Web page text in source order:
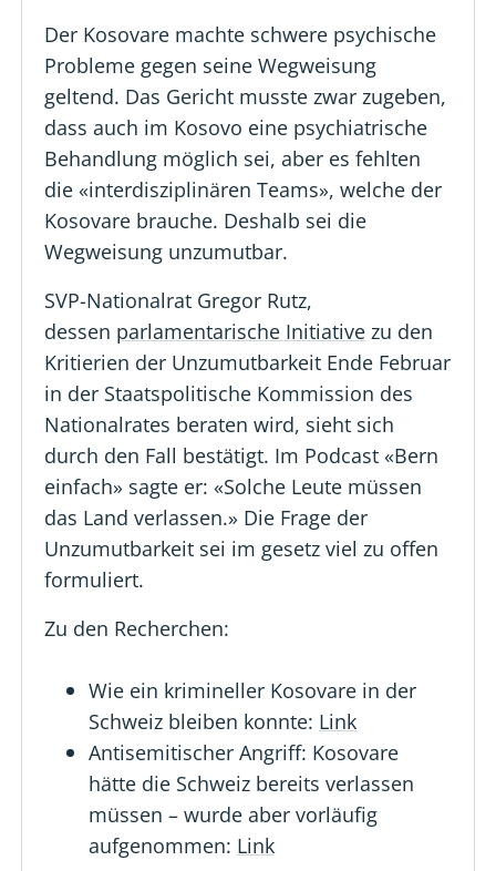
Der Kosovare machte schwere psychische
Probleme gegen seine Wegweisung
geltend. Das Gericht musste zwar zugeben,
dass auch im Kosovo eine psychiatrische
Behandlung möglich sei, aber es fehlten
die «interdisziplinären Teams», welche der
Kosovare brauche. Deshalb sei die
Wegweisung unzumutbar.
SVP-Nationalrat Gregor Rutz,
dessen parlamentarische Initiative zu den
Kritierien der Unzumutbarkeit Ende Februar
in der Staatspolitische Kommission des
Nationalrates beraten wird, sieht sich
durch den Fall bestätigt. Im Podcast «Bern
einfach» sagte er: «Solche Leute müssen
das Land verlassen.» Die Frage der
Unzumutbarkeit sei im gesetz viel zu offen
formuliert.
Zu den Recherchen:
Wie ein krimineller Kosovare in der
Schweiz bleiben konnte: Link
Antisemitischer Angriff: Kosovare
hätte die Schweiz bereits verlassen
müssen – wurde aber vorläufig
aufgenommen: Link